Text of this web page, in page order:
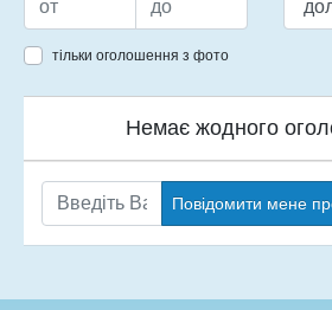
тільки оголошення з фото
Немає жодного
Повідомити мене